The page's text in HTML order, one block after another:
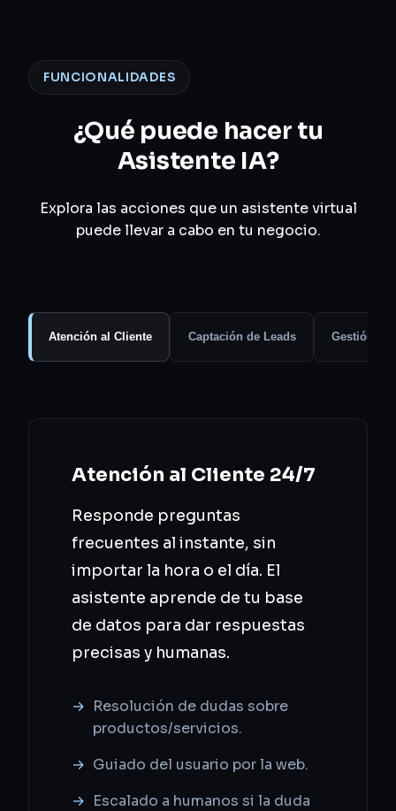
FUNCIONALIDADES
¿Qué puede hacer tu
Asistente IA?
Explora las acciones que un asistente virtual
puede llevar a cabo en tu negocio.
Atención al Cliente Captación de Leads Gestión de
Atención al Cliente 24/7
Responde preguntas
frecuentes al instante, sin
importar la hora o el día. El
asistente aprende de tu base
de datos para dar respuestas
precisas y humanas.
Resolución de dudas sobre
productos/servicios.
Guiado del usuario por la web.
Escalado a humanos si la duda